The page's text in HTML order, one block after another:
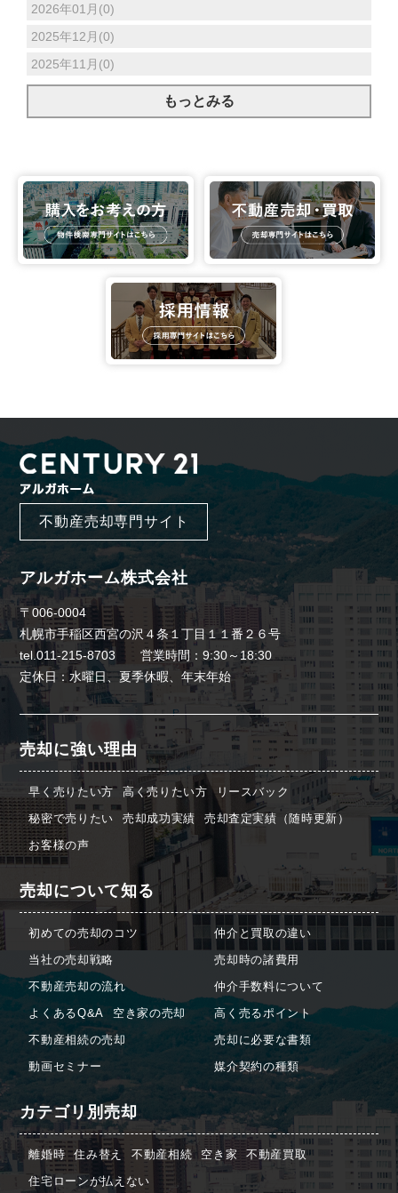
2026年01月(0)
2025年12月(0)
2025年11月(0)
もっとみる
不動産売却専門サイト
アルガホーム株式会社
〒006-0004
札幌市手稲区西宮の沢４条１丁目１１番２６号
tel.011-215-8703 営業時間：9:30～18:30
定休日：水曜日、夏季休暇、年末年始
売却に強い理由
早く売りたい方 高く売りたい方
リースバック
秘密で売りたい
売却成功実績
売却査定実績（随時更新）
お客様の声
売却について知る
初めての売却のコツ
当社の売却戦略
不動産売却の流れ
よくあるQ&A
空き家の売却
不動産相続の売却
動画セミナー
仲介と買取の違い
売却時の諸費用
仲介手数料について
高く売るポイント
売却に必要な書類
媒介契約の種類
カテゴリ別売却
離婚時 住み替え 不動産相続 空き家
不動産買取
住宅ローンが払えない